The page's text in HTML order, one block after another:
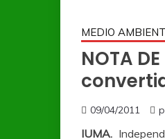
MEDIO
NOTA
09/04/2011
IUMA.